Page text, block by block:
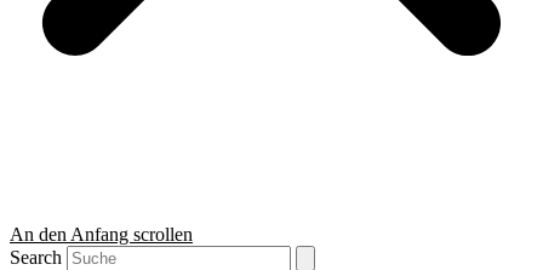
An den Anfang scrollen
Search